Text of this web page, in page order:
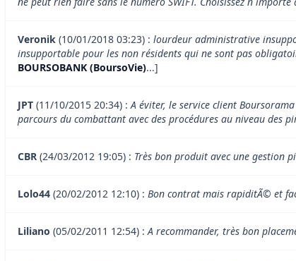
Veronik (10/01/2018 03:23) : lourdeur administrative
insupportable pour les non résidents qui ne sont pas
BOURSOBANK (BoursoVie)...]
JPT (11/10/2015 20:34) :A éviter, le service client
parcours du combattant avec des procédures au niveau des
CBR (24/03/2012 19:05) : Très bon produit avec une gestion
Lolo44 (20/02/2012 12:10) : Bon contrat mais rapiditÃ© et
Liliano (05/02/2011 12:54) :A recommander, très bon